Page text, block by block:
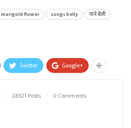
marigold flower songs belly
गाने बेली
Twitter Google+
28621 Posts 0 Comments